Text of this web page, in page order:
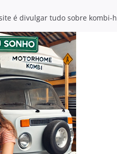
é divulgar tudo sobre kombi-